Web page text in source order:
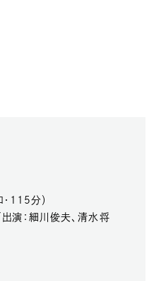
115分）
演：細川俊夫、清水将